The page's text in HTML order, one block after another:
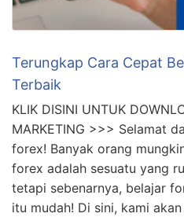
Terungkap Cara Cepat
Terbaik
KLIK DISINI UNTUK
MARKETING >>> Selamat
forex! Banyak orang
forex adalah sesuatu yang
tetapi sebenarnya, belajar
itu mudah! Di sini, kami